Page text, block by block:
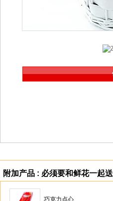
附加产品 : 必须要和鲜花一起
巧克力点心